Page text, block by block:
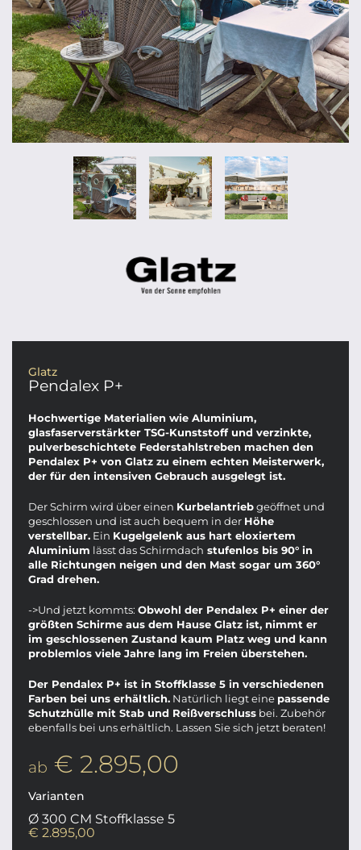
Glatz
Pendalex P+
Hochwertige Materialien wie Aluminium,
glasfaserverstärkter TSG-Kunststoff und verzinkte,
pulverbeschichtete Federstahlstreben machen den
Pendalex P+ von Glatz zu einem echten Meisterwerk,
der für den intensiven Gebrauch ausgelegt ist.
Der Schirm wird über einen Kurbelantriebgeöffnet und
geschlossen und ist auch bequem in der Höhe
verstellbar. Ein Kugelgelenk aus hart eloxiertem
Aluminium lässt das Schirmdach stufenlos bis 90° in
alle Richtungen neigen und den Mast sogar um 360°
Grad drehen.
->Und jetzt kommts: Obwohl der Pendalex P+ einer der
größten Schirme aus dem Hause Glatz ist, nimmt er
im geschlossenen Zustand kaum Platz weg und kann
problemlos viele Jahre lang im Freien überstehen.
Der Pendalex P+ ist in Stoffklasse 5 in verschiedenen
Farben bei uns erhältlich. Natürlich liegt eine passende
Schutzhülle mit Stab und Reißverschluss bei. Zubehör
ebenfalls bei uns erhältlich. Lassen Sie sich jetzt beraten!
ab € 2.895,00
Varianten
Ø 300 CM Stoffklasse 5
€ 2.895,00